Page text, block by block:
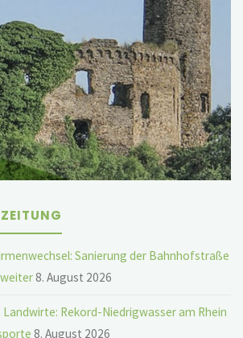
Sanierung der Bahnhofstraße
8. August 2026
Rekord-Niedrigwasser am Rhein
8. August 2026